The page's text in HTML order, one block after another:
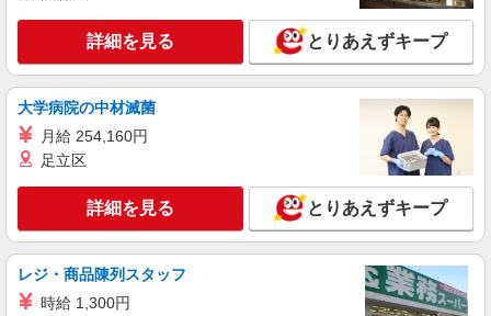
【エーユー】の店舗スタッフ
時給1500円〜1900円（経験・能力による） ※
残業代支給 ★交通費別途支給（規定あり） ゜
+゜・。○。・゜+゜・。○。・゜+゜ 入社祝い金10
万円支給(規定有) お友達を紹介頂くと, インセンテ
ィブ支給(規定有) ★月2回払い・週払い可能（規程
有）★ ゜・。○。・゜+゜・。○。・゜+゜
詳細を見る
紹介予定派遣
株式会社シエロ
【ワイモバイル】の店舗スタッフ
時給1400〜1600円（経験・能力による） ※残
業代支給 ★交通費別途支給（規定あり） ゜
詳細を見る とりあえずキープ
大学病院の中材滅菌
月給 254,160円
足立区
詳細を見る とりあえずキープ
レジ・商品陳列スタッフ
時給 1,300円